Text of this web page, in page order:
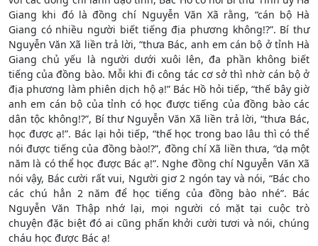
Giang khi đó là đồng chí Nguyễn Văn Xã rằng, “cán bộ Hà
Giang có nhiều người biết tiếng địa phương không!?”. Bí thư
Nguyễn Văn Xã liền trả lời, “thưa Bác, anh em cán bộ ở tỉnh Hà
Giang chủ yếu là người dưới xuôi lên, đa phần không biết
tiếng của đồng bào. Mỗi khi đi công tác cơ sở thì nhờ cán bộ ở
địa phương làm phiên dịch hộ ạ!” Bác Hồ hỏi tiếp, “thế bây giờ
anh em cán bộ của tỉnh có học được tiếng của đồng bào các
dân tộc không!?”, Bí thư Nguyễn Văn Xã liền trả lời, “thưa Bác,
học được ạ!”. Bác lại hỏi tiếp, “thế học trong bao lâu thì có thể
nói được tiếng của đồng bào!?”, đồng chí Xã liền thưa, “dạ một
năm là có thể học được Bác ạ!”. Nghe đồng chí Nguyễn Văn Xã
nói vậy, Bác cười rất vui, Người giơ 2 ngón tay và nói, “Bác cho
các chú hẳn 2 năm để học tiếng của đồng bào nhé”. Bác
Nguyễn Văn Thập nhớ lại, mọi người có mặt tại cuộc trò
chuyện đặc biệt đó ai cũng phấn khởi cười tươi và nói, chúng
cháu học được Bác ạ!